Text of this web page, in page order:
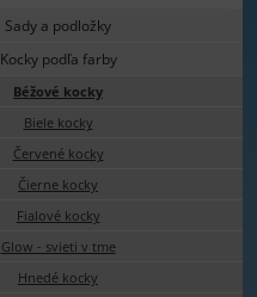
Sady a podložky
Kocky podľa farby
Béžové kocky
Biele kocky
Červené kocky
Čierne kocky
Fialové kocky
Glow - svieti v tme
Hnedé kocky